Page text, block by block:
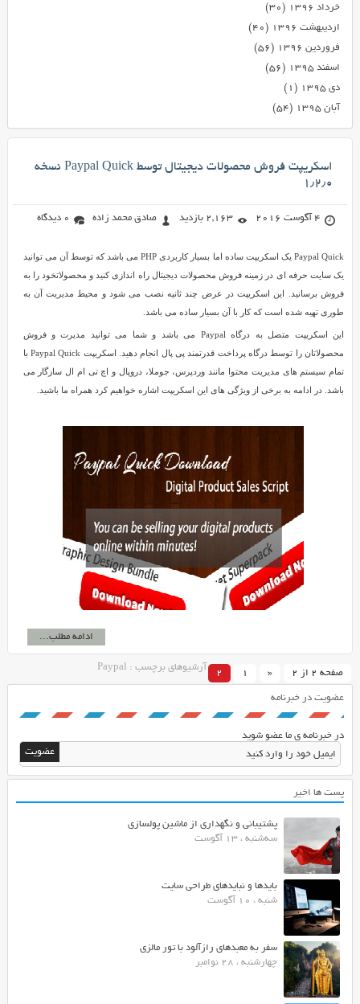
خرداد ۱۳۹۶
(۳۰)
اردیبهشت ۱۳۹۶
(۴۰)
فروردین ۱۳۹۶
(۵۶)
اسفند ۱۳۹۵
(۵۶)
دی ۱۳۹۵
(۱)
آبان ۱۳۹۵
(۵۴)
اسکریپت فروش محصولات دیجیتال توسط Paypal Quick نسخه
۱٫۲٫۰
4 آگوست 2016 2,163 بازدید صادق محمد زاده 0 دیدگاه
Paypal Quick یک اسکریپت ساده اما بسیار کاربردی PHP می باشد که توسط آن می توانید
یک سایت حرفه ای در زمینه فروش محصولات دیجیتال راه اندازی کنید و محصولاتخود را به
فروش برسانید. این اسکریپت در عرض چند ثانیه نصب می شود و محیط مدیریت آن به
طوری تهیه شده است که کار با آن بسیار ساده می باشد.
این اسکریپت متصل به درگاه Paypal می باشد و شما می توانید مدیرت و فروش
محصولاتان را توسط درگاه پرداخت قدرتمند پی پال انجام دهید. اسکریپت Paypal Quick با
تمام سیستم های مدیریت محتوا مانند وردپرس، جوملا، دروپال و اچ تی ام ال سازگار می
باشد. در ادامه به برخی از ویژگی های این اسکریپت اشاره خواهیم کرد همراه ما باشید.
ادامه مطلب...
صفحه 2 از 2 «
1
2
آرشیوهای برچسب : Paypal
عضویت در خبرنامه
در خبرنامه ی ما عضو شوید
پست ها اخیر
پشتیبانی و نگهداری از ماشین پولسازی
سه‌شنبه ، 13 آگوست
بایدها و نبایدهای طراحی سایت
شنبه ، 10 آگوست
سفر به معبدهای رازآلود با تور مالزی
چهارشنبه ، 28 نوامبر